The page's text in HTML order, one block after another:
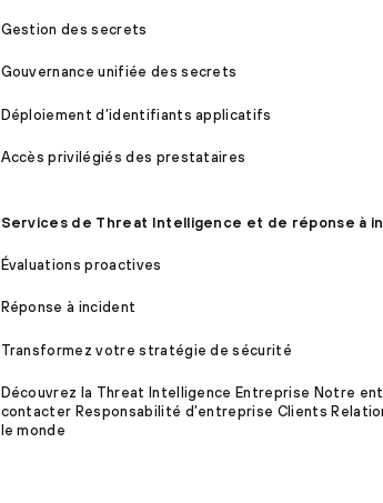
Gestion des secrets
Gouvernance unifiée des secrets
Déploiement d’identifiants applicatifs
Accès privilégiés des prestataires
Services de Threat Intelligence et de réponse à
Évaluations proactives
Réponse à incident
Transformez votre stratégie de sécurité
Découvrez la Threat Intelligence Entreprise Notre
contacter Responsabilité d’entreprise Clients
le monde